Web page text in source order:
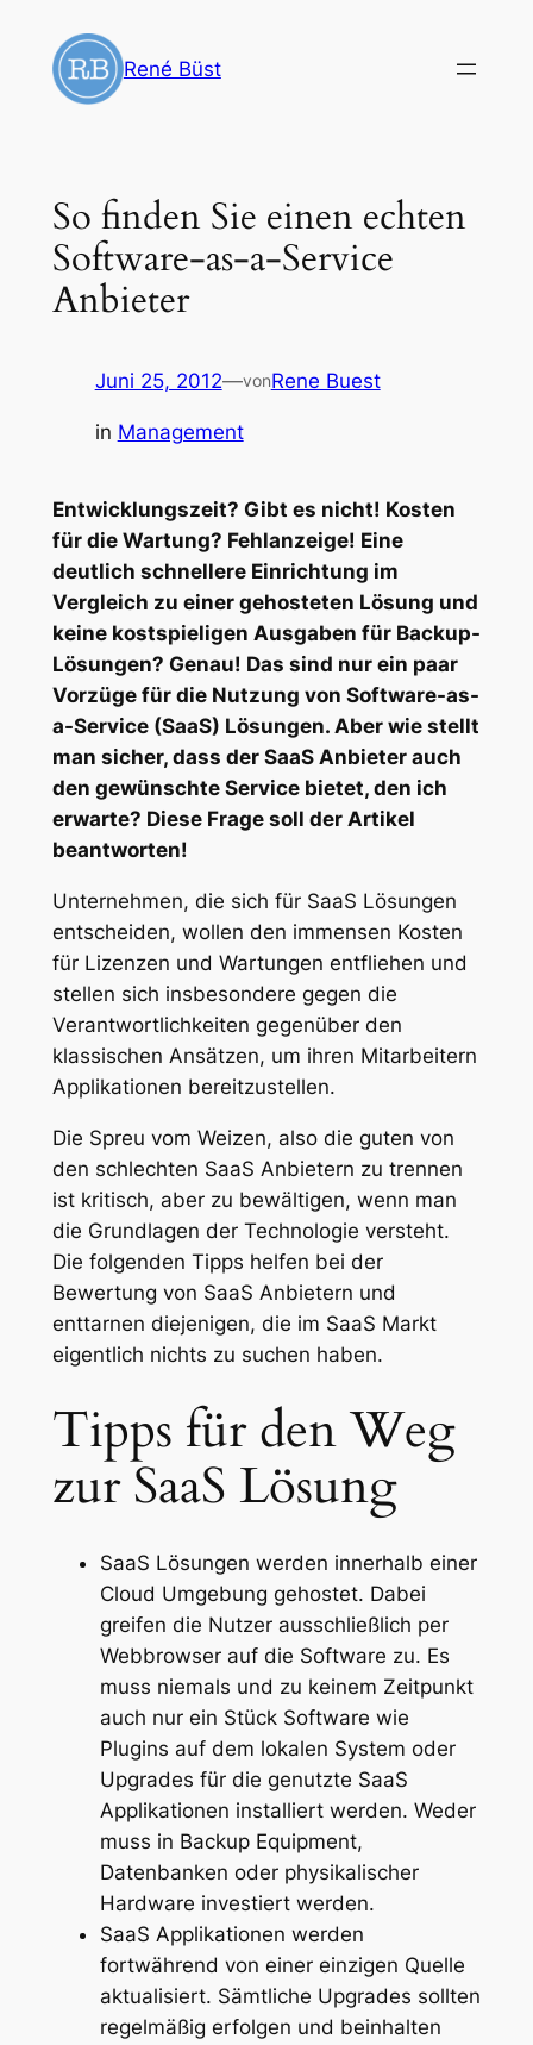
Inhalt
springen
René Büst
So finden Sie einen echten
Software-as-a-Service
Anbieter
Juni 25, 2012—vonRene Buest
in Management
Entwicklungszeit? Gibt es nicht! Kosten
für die Wartung? Fehlanzeige! Eine
deutlich schnellere Einrichtung im
Vergleich zu einer gehosteten Lösung und
keine kostspieligen Ausgaben für Backup-
Lösungen? Genau! Das sind nur ein paar
Vorzüge für die Nutzung von Software-as-
a-Service (SaaS) Lösungen. Aber wie stellt
man sicher, dass der SaaS Anbieter auch
den gewünschte Service bietet, den ich
erwarte? Diese Frage soll der Artikel
beantworten!
Unternehmen, die sich für SaaS Lösungen
entscheiden, wollen den immensen Kosten
für Lizenzen und Wartungen entfliehen und
stellen sich insbesondere gegen die
Verantwortlichkeiten gegenüber den
klassischen Ansätzen, um ihren Mitarbeitern
Applikationen bereitzustellen.
Die Spreu vom Weizen, also die guten von
den schlechten SaaS Anbietern zu trennen
ist kritisch, aber zu bewältigen, wenn man
die Grundlagen der Technologie versteht.
Die folgenden Tipps helfen bei der
Bewertung von SaaS Anbietern und
enttarnen diejenigen, die im SaaS Markt
eigentlich nichts zu suchen haben.
Tipps für den Weg
zur SaaS Lösung
SaaS Lösungen werden innerhalb einer
Cloud Umgebung gehostet. Dabei
greifen die Nutzer ausschließlich per
Webbrowser auf die Software zu. Es
muss niemals und zu keinem Zeitpunkt
auch nur ein Stück Software wie
Plugins auf dem lokalen System oder
Upgrades für die genutzte SaaS
Applikationen installiert werden. Weder
muss in Backup Equipment,
Datenbanken oder physikalischer
Hardware investiert werden.
SaaS Applikationen werden
fortwährend von einer einzigen Quelle
aktualisiert. Sämtliche Upgrades sollten
regelmäßig erfolgen und beinhalten